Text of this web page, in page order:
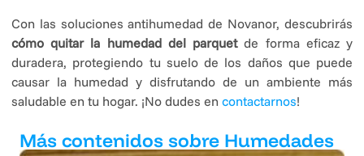
Con las soluciones antihumedad de Novanor, descubrirás
cómo quitar la humedad del parquetde forma eficaz y
duradera, protegiendo tu suelo de los daños que puede
causar la humedad y disfrutando de un ambiente más
saludable en tu hogar. ¡No dudes en contactarnos!
Más contenidos sobre Humedades